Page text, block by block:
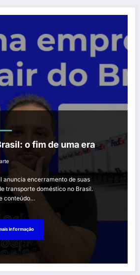
o fim de uma era
anuncia encerramento de suas
transporte doméstico no Brasil.
conteúdo…
informação